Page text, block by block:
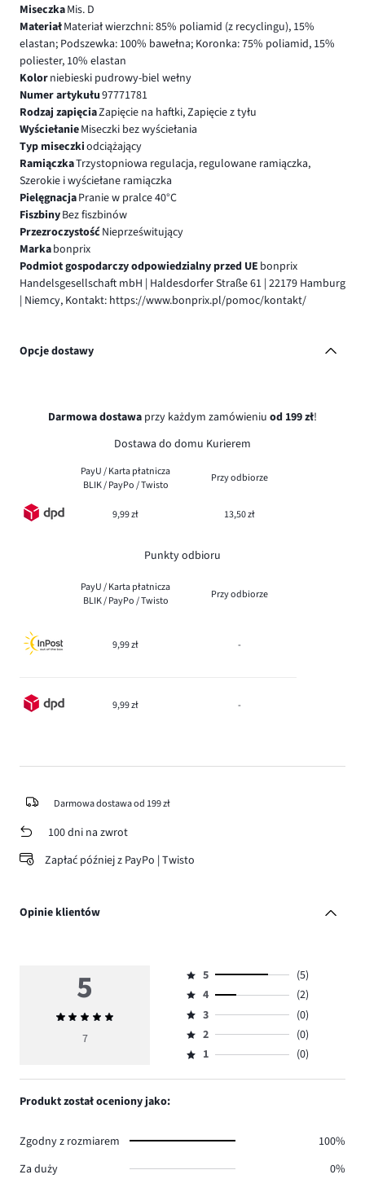
MiseczkaMis. D
MateriałMateriał wierzchni: 85% poliamid (z recyclingu), 15%
elastan; Podszewka: 100% bawełna; Koronka: 75% poliamid, 15%
poliester, 10% elastan
Kolorniebieski pudrowy-biel wełny
Numer artykułu97771781
Rodzaj zapięciaZapięcie na haftki, Zapięcie z tyłu
WyściełanieMiseczki bez wyściełania
Typ miseczkiodciążający
RamiączkaTrzystopniowa regulacja, regulowane ramiączka,
Szerokie i wyściełane ramiączka
PielęgnacjaPranie w pralce 40°C
FiszbinyBez fiszbinów
PrzezroczystośćNieprześwitujący
Markabonprix
Podmiot gospodarczy odpowiedzialny przed UE bonprix
Handelsgesellschaft mbH | Haldesdorfer Straße 61 | 22179 Hamburg
| Niemcy, Kontakt: https://www.bonprix.pl/pomoc/kontakt/
Opcje dostawy
Darmowa dostawa przy każdym zamówieniu od 199 zł!
Dostawa do domu Kurierem
PayU / Karta płatnicza
BLIK / PayPo / Twisto
Przy odbiorze
9,99 zł 13,50 zł
Punkty odbioru
PayU / Karta płatnicza
BLIK / PayPo / Twisto
Przy odbiorze
9,99 zł -
9,99 zł -
Darmowa dostawa od 199 zł
100 dni na zwrot
Zapłać później z PayPo | Twisto
Opinie klientów
5
Średnia
ocena
7
Ocena
5,
ilość
głosów
5.
5
(5)
Ocena
4,
ilość
głosów
4
(2)
Ocena
3,
ilość
3
(0)
Ocena
2,
2
(0)
Ocena
1,
1 (0)
Produkt został oceniony jako:
Zgodny z rozmiarem
100%
Za duży
0%